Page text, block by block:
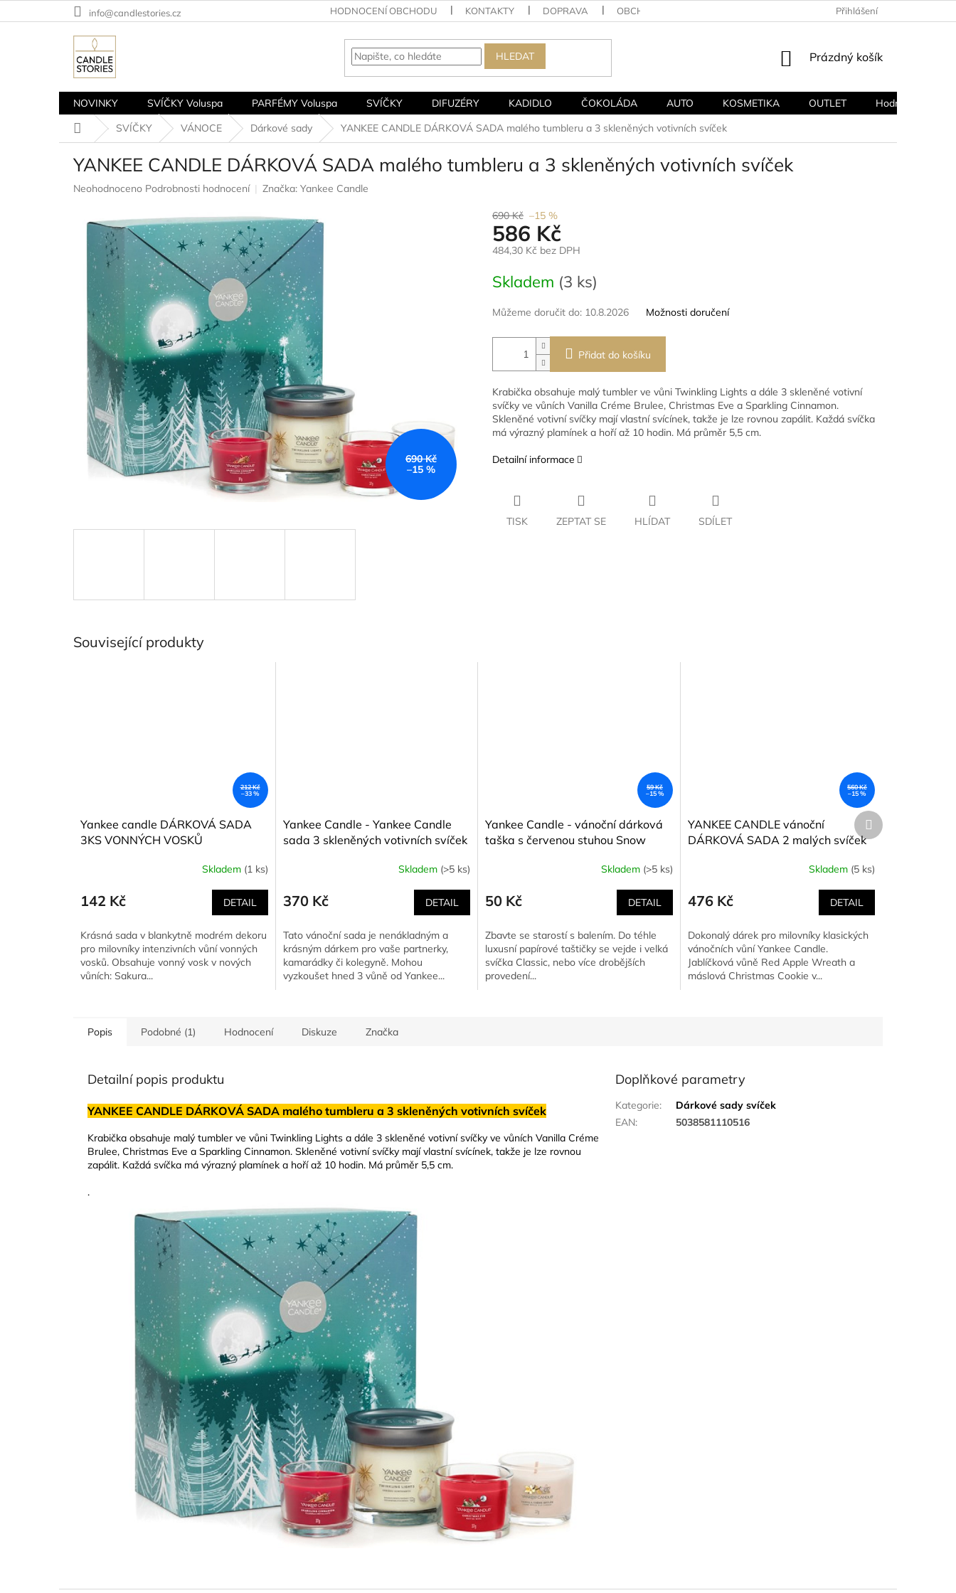
na
info@candlestories.cz HODNOCENÍ OBCHODU KONTAKTY DOPRAVA OBCHODNÍ PODMÍNKY PODMÍNKY OCHRANY OSOBNÍCH ÚDAJŮ
Přihlášení
HLEDAT
NÁKUPNÍ
Prázdný košík
NOVINKY SVÍČKY Voluspa PARFÉMY Voluspa SVÍČKY DIFUZÉRY KADIDLO ČOKOLÁDA AUTO KOSMETIKA OUTLET
Hodnocení
Domů
SVÍČKY VÁNOCE Dárkové sady YANKEE CANDLE DÁRKOVÁ SADA malého tumbleru a 3 skleněných votivních svíček
YANKEE CANDLE DÁRKOVÁ SADA malého tumbleru a 3 skleněných votivních svíček
Průměrné
hvězdiček.
Neohodnoceno Podrobnosti hodnocení Značka: Yankee Candle
690 Kč
–15 %
690 Kč –15 %
586 Kč
484,30 Kč bez DPH
cena:
Skladem (3 ks)
Můžeme doručit do: 10.8.2026 Možnosti doručení
Přidat do košíku
Krabička obsahuje malý tumbler ve vůni Twinkling Lights a dále 3 skleněné votivní
svíčky ve vůních Vanilla Créme Brulee, Christmas Eve a Sparkling Cinnamon.
Skleněné votivní svíčky mají vlastní svícínek, takže je lze rovnou zapálit. Každá svíčka
má výrazný plamínek a hoří až 10 hodin. Má průměr 5,5 cm.
Detailní informace
TISK ZEPTAT SE HLÍDAT SDÍLET
Související produkty
212 Kč
–33 %
Yankee candle DÁRKOVÁ SADA
3KS VONNÝCH VOSKŮ
Skladem (1 ks)
142 Kč DETAIL
Krásná sada v blankytně modrém dekoru
pro milovníky intenzivních vůní vonných
vosků. Obsahuje vonný vosk v nových
vůních: Sakura...
Yankee Candle - Yankee Candle
sada 3 skleněných votivních svíček
Skladem (>5 ks)
370 Kč DETAIL
Tato vánoční sada je nenákladným a
krásným dárkem pro vaše partnerky,
kamarádky či kolegyně. Mohou
vyzkoušet hned 3 vůně od Yankee...
59 Kč
–15 %
Yankee Candle - vánoční dárková
taška s červenou stuhou Snow
Skladem (>5 ks)
50 Kč DETAIL
Zbavte se starostí s balením. Do téhle
luxusní papírové taštičky se vejde i velká
svíčka Classic, nebo více drobějších
provedení...
560 Kč
–15 %
YANKEE CANDLE vánoční
DÁRKOVÁ SADA 2 malých svíček
WREATH Passport to holidays
Skladem (5 ks)
476 Kč DETAIL
Dokonalý dárek pro milovníky klasických
vánočních vůní Yankee Candle.
Jablíčková vůně Red Apple Wreath a
máslová Christmas Cookie v...
Další
produkt
Popis Podobné (1) Hodnocení Diskuze Značka
Detailní popis produktu
YANKEE CANDLE DÁRKOVÁ SADA malého tumbleru a 3 skleněných votivních svíček
Krabička obsahuje malý tumbler ve vůni Twinkling Lights a dále 3 skleněné votivní svíčky ve vůních Vanilla Créme
Brulee, Christmas Eve a Sparkling Cinnamon. Skleněné votivní svíčky mají vlastní svícínek, takže je lze rovnou
zapálit. Každá svíčka má výrazný plamínek a hoří až 10 hodin. Má průměr 5,5 cm.
.
Doplňkové parametry
Kategorie:
Dárkové sady svíček
EAN: 5038581110516